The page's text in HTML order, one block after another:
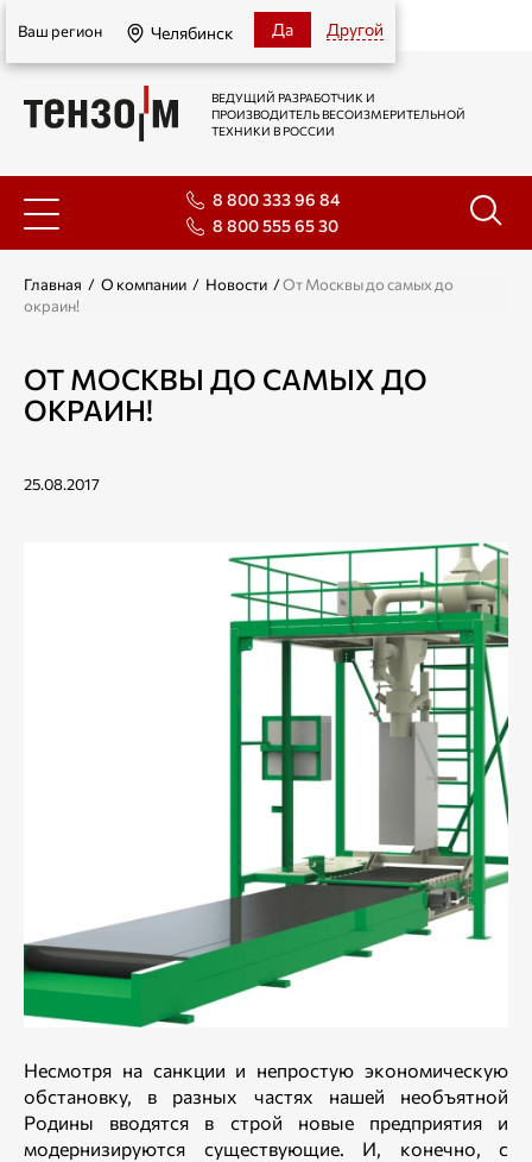
Челябинск
Ваш регион Челябинск Да Другой
ВЕДУЩИЙ РАЗРАБОТЧИК И
ПРОИЗВОДИТЕЛЬ ВЕСОИЗМЕРИТЕЛЬНОЙ
ТЕХНИКИ В РОССИИ
8 800 333 96 84
8 800 555 65 30
Главная / О компании / Новости /От Москвы до самых до
окраин!
ОТ МОСКВЫ ДО САМЫХ ДО
ОКРАИН!
25.08.2017
Несмотря на санкции и непростую экономическую
обстановку, в разных частях нашей необъятной
Родины вводятся в строй новые предприятия и
модернизируются существующие. И, конечно, с